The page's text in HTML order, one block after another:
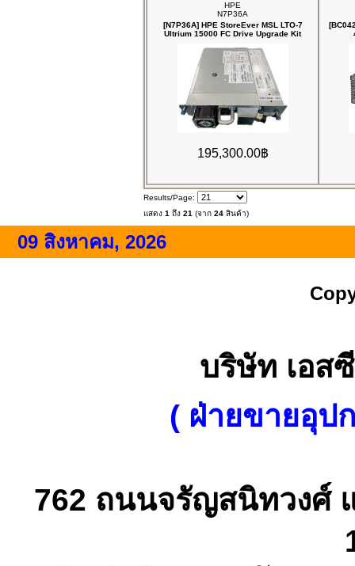
HPE
N7P36A
[N7P36A] HPE StoreEver MSL LTO‑7
Ultrium 15000 FC Drive Upgrade Kit
195,300.00฿
Results/Page:
แสดง 1 ถึง 21 (จาก 24 สินค้า)
09 สิงหาคม, 2026
บริษัท เอส
( ฝ่ายขายอุป
762 ถนนจรัญสนิทวงศ์